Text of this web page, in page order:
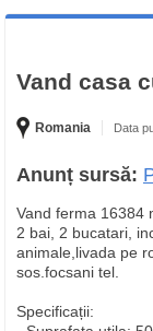
Vand casa
Romania Data
Anunț sursă:
Vand ferma 16384
2 bai, 2 bucatari,
animale,livada pe
sos.focsani tel.
Specificații: